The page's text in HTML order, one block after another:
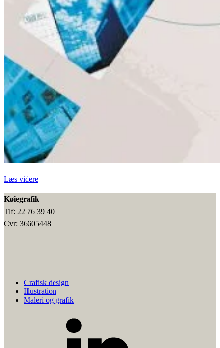
Læs videre“Personalehåndbog”
Køiegrafik
Tlf: 22 76 39 40
Cvr: 36605448
Grafisk design
Illustration
Maleri og grafik